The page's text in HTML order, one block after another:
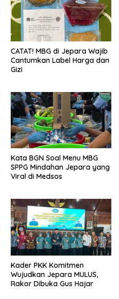
CATAT! MBG di Jepara Wajib
Cantumkan Label Harga dan
Gizi
Kata BGN Soal Menu MBG
SPPG Mindahan Jepara yang
Viral di Medsos
Kader PKK Komitmen
Wujudkan Jepara MULUS,
Rakor Dibuka Gus Hajar